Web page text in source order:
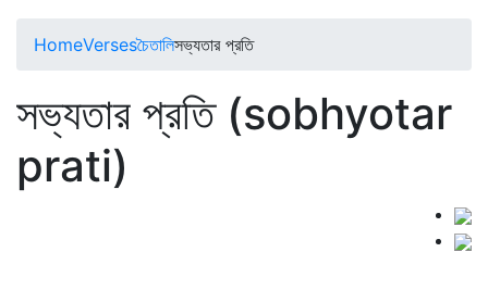
HomeVersesচৈতালিসভ্যতার প্রতি
সভ্যতার প্রতি (sobhyotar
prati)